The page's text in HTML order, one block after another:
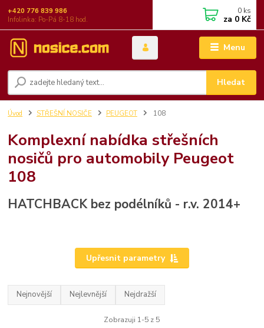
Menu
Hledat
+420 776 839 986
Infolinka: Po-Pá 8-18 hod.
0 ks
za 0 Kč
Úvod STŘEŠNÍ NOSIČE PEUGEOT 108
Komplexní nabídka střešních
nosičů pro automobily Peugeot
108
HATCHBACK bez podélníků - r.v. 2014+
Upřesnit parametry
Nejnovější Nejlevnější Nejdražší
Zobrazuji 1-5 z 5